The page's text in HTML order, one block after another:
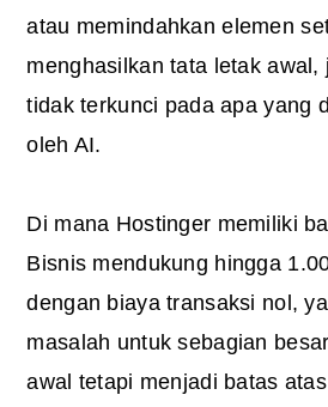
atau memindahkan elemen
menghasilkan tata letak awal,
tidak terkunci pada apa yang
oleh AI.
Di mana Hostinger memiliki
Bisnis mendukung hingga
dengan biaya transaksi nol,
masalah untuk sebagian
awal tetapi menjadi batas